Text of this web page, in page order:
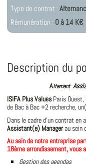
Type de contrat :
Rémunération : 0 à 14 K€
Description du
Alternant
ISIFA Plus ValuesParis Ouest,
de Bac à Bac +2 recherche,
Dans le cadre d'un contrat en
Assistant(e) Managerau sein
Au sein de notre entreprise
18ème arrondissement, vous
Gestion des agendas